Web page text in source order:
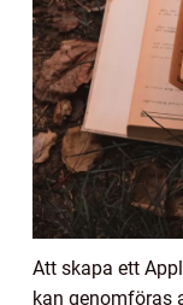
Att skapa ett
kan genomföras